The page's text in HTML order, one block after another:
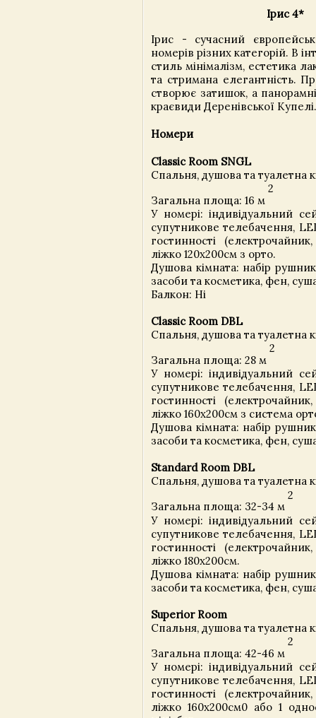
Ірис 4*
Ірис - сучасний
номерів різних категорій. В
стиль мінімалізм, естетика
та стримана елегантність.
створює затишок, а
краєвиди Деренівської Купелі.
Номери
Classic Room SNGL
Спальня, душова та туалетна
Загальна площа: 16 м
2
У номері: індивідуальний
супутникове телебачення,
гостинності
ліжко 120х200см з орто.
Душова кімната: набір
засоби та косметика, фен,
Балкон: Ні
Classic Room DBL
Спальня, душова та туалетна
Загальна площа: 28 м
2
У номері: індивідуальний
супутникове телебачення,
гостинності
ліжко 160х200см з система
Душова кімната: набір
засоби та косметика, фен,
Standard Room DBL
Спальня, душова та туалетна
Загальна площа: 32-34 м
2
У номері: індивідуальний
супутникове телебачення,
гостинності
ліжко 180х200см.
Душова кімната: набір
засоби та косметика, фен,
Superior Room
Спальня, душова та туалетна
Загальна площа: 42-46 м
2
У номері: індивідуальний
супутникове телебачення,
гостинності
ліжко 160х200см0 або 1